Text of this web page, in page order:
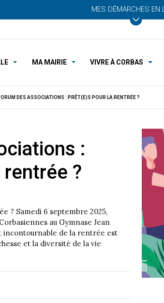
MES DÉMARCHES EN
MA MAIRIE VIVRE À CORBAS
DES ASSOCIATIONS : PRÊT(E)S POUR LA RENTRÉE ?
:
?
? Samedi 6 septembre 2025,
au Gymnase Jean
incontournable de la rentrée est
et la diversité de la vie